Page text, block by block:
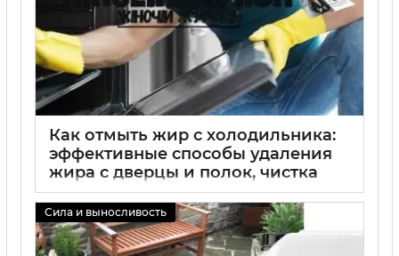
Как отмыть жир с холодильника:
эффективные способы удаления
жира с дверцы и полок, чистка
холодильника от жира без химии,
советы по уходу за
холодильником
Сила и выносливость